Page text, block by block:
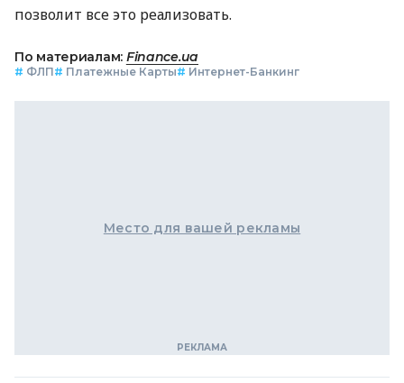
позволит все это реализовать.
По материалам: Finance.ua
# ФЛП# Платежные Карты# Интернет-Банкинг
Место для вашей рекламы